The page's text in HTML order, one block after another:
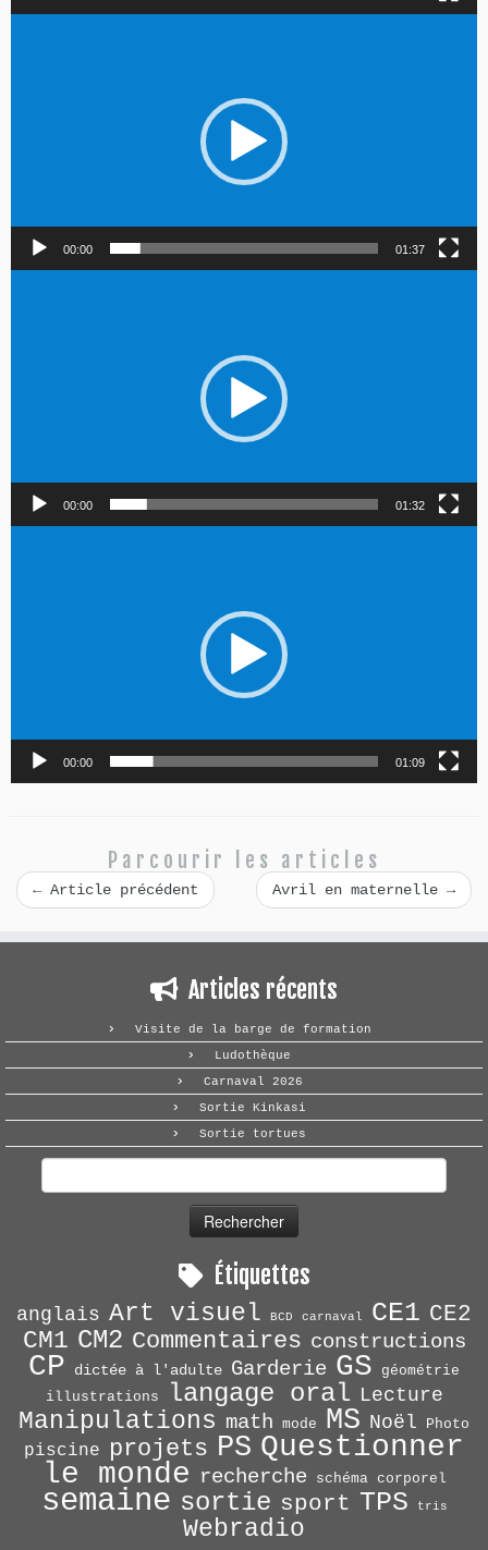
00:00 01:37
00:00 01:32
00:00 01:09
Parcourir les articles
←Article précédent Avril en maternelle →
Articles récents
Visite de la barge de formation
Ludothèque
Carnaval 2026
Sortie Kinkasi
Sortie tortues
Étiquettes
anglais Art visuel BCD carnaval CE1 CE2
CM1 CM2 Commentaires constructions
CP dictée à l'adulte Garderie GS
géométrie
illustrations
langage oral Lecture
Manipulations math mode MS Noël Photo
piscine projets PS Questionner
le monde recherche schéma corporel
semaine sortie sport TPS tris
Webradio